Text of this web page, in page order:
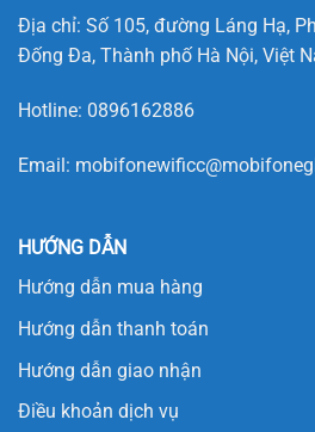
Địa chỉ: Số 105, đường Láng Hạ,
Đống Đa, Thành phố Hà Nội, Việt
Hotline: 0896162886
Email:
HƯỚNG DẪN
Hướng dẫn mua hàng
Hướng dẫn thanh toán
Hướng dẫn giao nhận
Điều khoản dịch vụ